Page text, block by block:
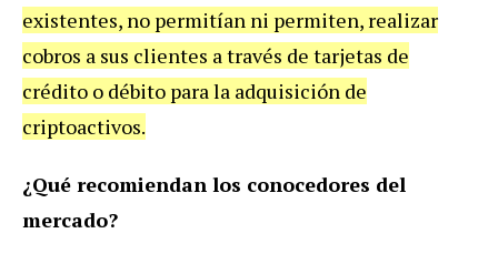
existentes, no permitían ni permiten, realizar
cobros a sus clientes a través de tarjetas de
crédito o débito para la adquisición de
criptoactivos.
¿Qué recomiendan los conocedores del
mercado?